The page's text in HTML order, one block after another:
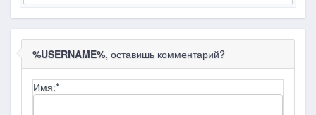
%USERNAME%, оставишь комментарий?
Имя:*